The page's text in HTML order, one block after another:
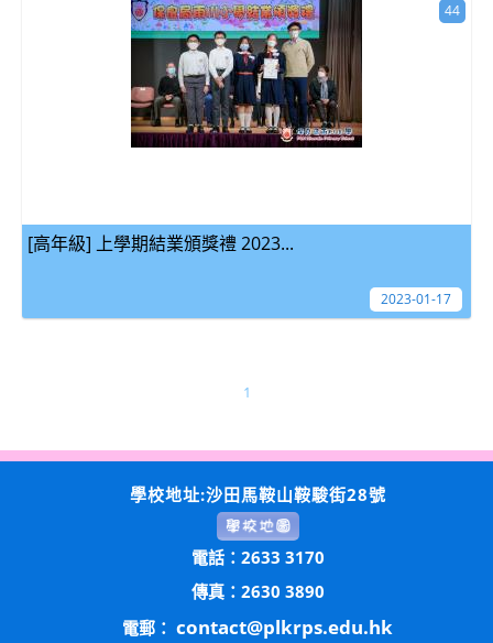
[高年級] 上學期結業頒獎禮 2023...
44
2023-01-17
1
學校地址:沙田馬鞍山鞍駿街28號
電話：2633 3170
傳真：2630 3890
電郵： contact@plkrps.edu.hk